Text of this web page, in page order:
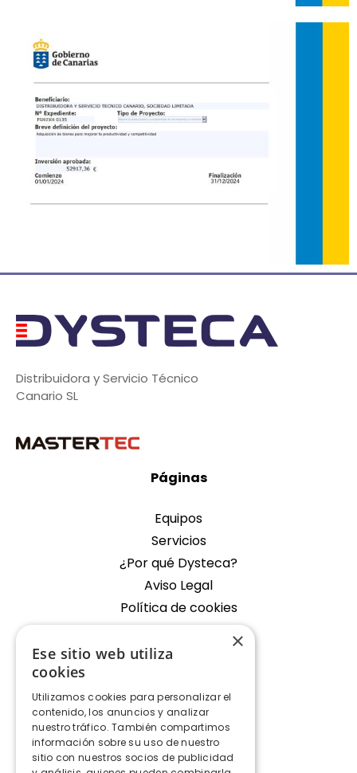
Distribuidora y Servicio Técnico
Canario SL
Páginas
Equipos
Servicios
¿Por qué Dysteca?
Aviso Legal
Política de cookies
Empresa
Contacto
Contacto
×
Ese sitio web utiliza
cookies
Utilizamos cookies para personalizar el
contenido, los anuncios y analizar
nuestro tráfico. También compartimos
información sobre su uso de nuestro
sitio con nuestros socios de publicidad